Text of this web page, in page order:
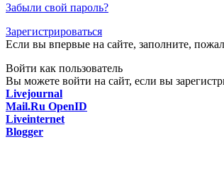
Забыли свой пароль?
Зарегистрироваться
Если вы впервые на сайте, заполните,
Войти как пользователь
Вы можете войти на сайт, если вы
Livejournal
Mail.Ru OpenID
Liveinternet
Blogger